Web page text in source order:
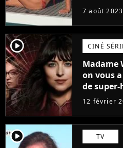
7 août 2023
player2 CINÉ
Madame
on vous
de
12 février
player2 TV